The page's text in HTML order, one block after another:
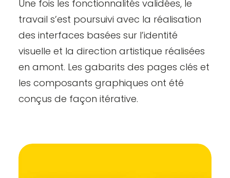
Une fois les fonctionnalités validées, le
travail s’est poursuivi avec la réalisation
des interfaces basées sur l’identité
visuelle et la direction artistique réalisées
en amont. Les gabarits des pages clés et
les composants graphiques ont été
conçus de façon itérative.